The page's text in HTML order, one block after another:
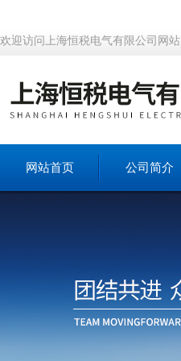
欢迎访问上海恒税电气有限公司网站
网站首页 公司简介